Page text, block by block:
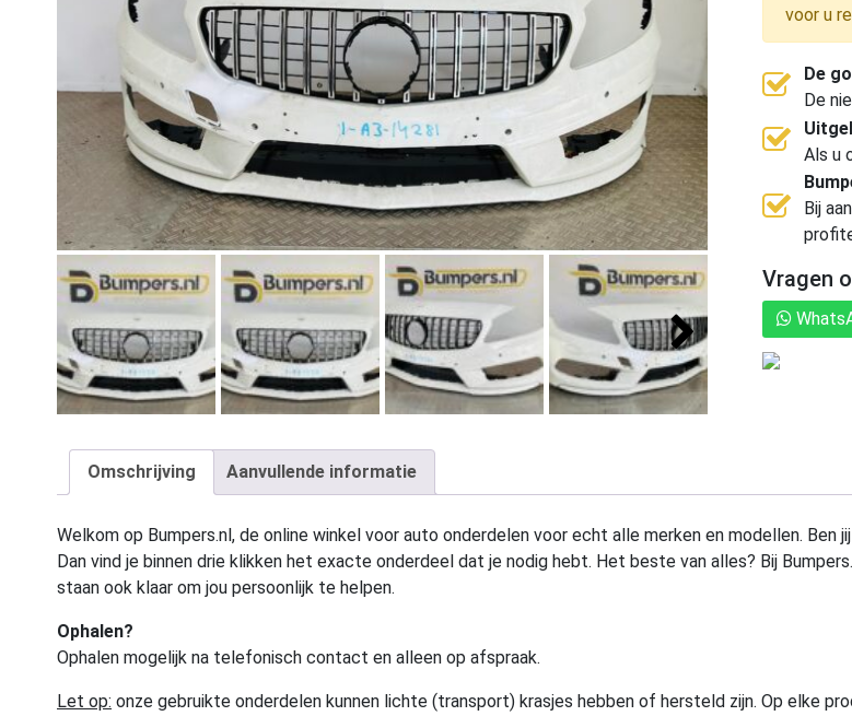
voor u
De
De
Als u
Bij
Vragen
Omschrijving Aanvullende informatie
Welkom op Bumpers.nl, de online winkel voor auto onderdelen voor echt alle merken en modellen.
Dan vind je binnen drie klikken het exacte onderdeel dat je nodig hebt. Het beste van alles? Bij
staan ook klaar om jou persoonlijk te helpen.
Ophalen?
Ophalen mogelijk na telefonisch contact en alleen op afspraak.
Let op: onze gebruikte onderdelen kunnen lichte (transport) krasjes hebben of hersteld zijn. Op elke